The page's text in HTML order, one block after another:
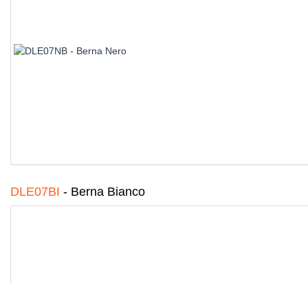
DLE07BI - Berna Bianco